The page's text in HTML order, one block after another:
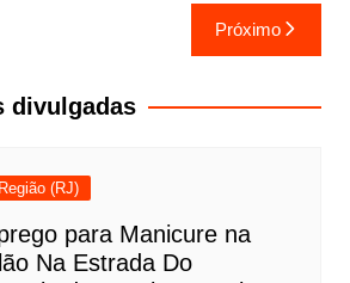
Próximo
divulgadas
(RJ)
para Manicure na
Na Estrada Do